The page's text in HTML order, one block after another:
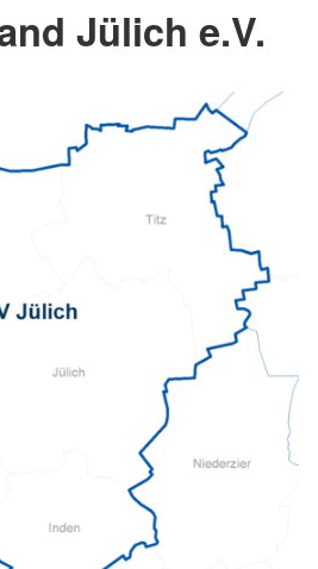
Jülich e.V.